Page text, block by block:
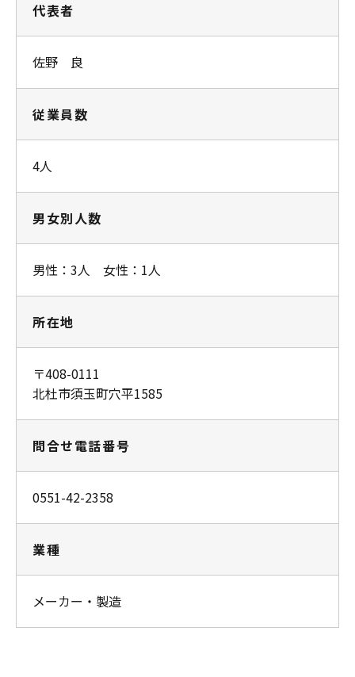
代表者
佐野 良
従業員数
4人
男女別人数
男性：3人 女性：1人
所在地
〒408-0111
北杜市須玉町穴平1585
問合せ電話番号
0551-42-2358
業種
メーカー・製造